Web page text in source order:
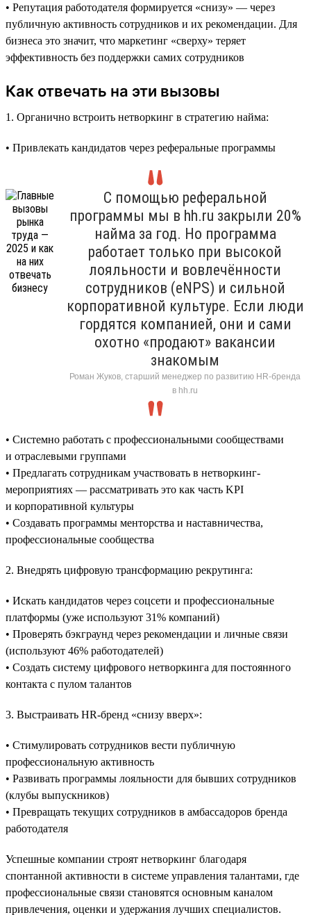
• Репутация работодателя формируется «снизу» — через
публичную активность сотрудников и их рекомендации. Для
бизнеса это значит, что маркетинг «сверху» теряет
эффективность без поддержки самих сотрудников
Как отвечать на эти вызовы
1. Органично встроить нетворкинг в стратегию найма:
• Привлекать кандидатов через реферальные программы
С помощью реферальной
программы мы в hh.ru закрыли 20%
найма за год. Но программа
работает только при высокой
лояльности и вовлечённости
сотрудников (eNPS) и сильной
корпоративной культуре. Если люди
гордятся компанией, они и сами
охотно «продают» вакансии
знакомым
Роман Жуков, старший менеджер по развитию HR-бренда
в hh.ru
• Системно работать с профессиональными сообществами
и отраслевыми группами
• Предлагать сотрудникам участвовать в нетворкинг-
мероприятиях — рассматривать это как часть KPI
и корпоративной культуры
• Создавать программы менторства и наставничества,
профессиональные сообщества
2. Внедрять цифровую трансформацию рекрутинга:
• Искать кандидатов через соцсети и профессиональные
платформы (уже используют 31% компаний)
• Проверять бэкграунд через рекомендации и личные связи
(используют 46% работодателей)
• Создать систему цифрового нетворкинга для постоянного
контакта с пулом талантов
3. Выстраивать HR-бренд «снизу вверх»:
• Стимулировать сотрудников вести публичную
профессиональную активность
• Развивать программы лояльности для бывших сотрудников
(клубы выпускников)
• Превращать текущих сотрудников в амбассадоров бренда
работодателя
Успешные компании строят нетворкинг благодаря
спонтанной активности в системе управления талантами, где
профессиональные связи становятся основным каналом
привлечения, оценки и удержания лучших специалистов.